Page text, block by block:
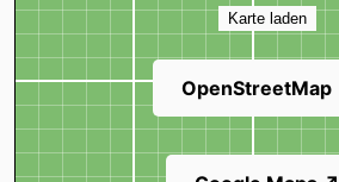
Karte laden
OpenStreetMap